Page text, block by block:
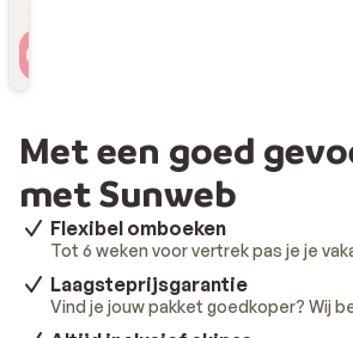
Met een goed
met Sunweb
Flexibel omboeken
Tot 6 weken voor vertrek pas je je
Laagsteprijsgarantie
Vind je jouw pakket goedkoper? Wij